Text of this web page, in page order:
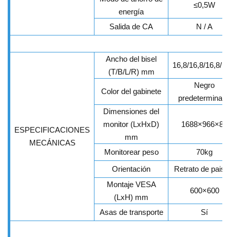
energía
≤0,5W
Salida de CA N / A
ESPECIFICACIONES
MECÁNICAS
Ancho del bisel
(T/B/L/R) mm
16,8/16,8/16,8/
Color del gabinete
Negro
predeterminado
Dimensiones del
monitor (LxHxD)
mm
1688×966×80
Monitorear peso
70kg
Orientación
Retrato de
Montaje VESA
(LxH) mm
600×600
Asas de transporte Sí